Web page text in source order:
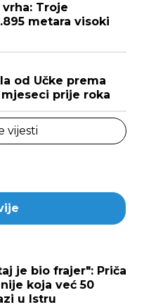
Troje
metara visoki
od Učke prema
prije roka
vijesti
je bio frajer": Priča
koja već 50
u Istru